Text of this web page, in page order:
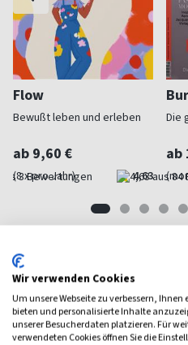
Flow
Bewußt leben und erleben
ab 9,60 €
(8 x pro Jahr) 4,63
Die
ab
Frauenzeitschriften
Wir verwenden Cookies
Um unsere Webseite zu verbessern,
bieten und personalisierte Inhalte
unserer Besucherdaten platzieren. Für
verwendeten Cookies öffnen Sie die